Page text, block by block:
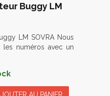
Buggy LM
LM SOVRA Nous
les numéros avec un